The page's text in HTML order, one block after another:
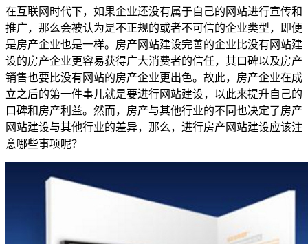
在互联网时代下，如果企业还没有属于自己的网站进行宣传和
推广，那么会被认为是不正规的或者不可信的企业类型，即便
是房产企业也是一样。房产网站建设完善的企业比没有网站建
设的房产企业更容易获得广大消费者的信任，其口碑以及房产
销售也要比没有网站的房产企业更出色。故此，房产企业在成
立之后的第一件事儿就是要进行网站建设，以此来提升自己的
口碑和房产利益。然而，房产与其他行业的不同也决定了房产
网站建设与其他行业的差异，那么，进行房产网站建设应该注
意哪些事项呢？